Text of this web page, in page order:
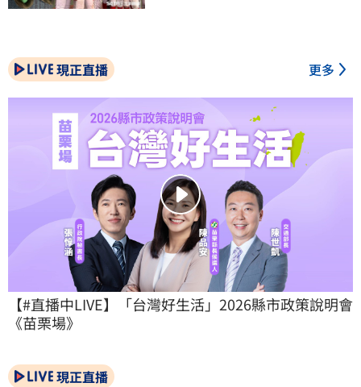
現正直播 更多
【#直播中LIVE】「台灣好生活」2026縣市政策說明會
《苗栗場》
現正直播